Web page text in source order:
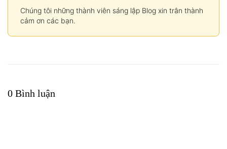
Chúng tôi những thành viên sáng lập Blog xin trân thành
cảm ơn các bạn.
0 Bình luận